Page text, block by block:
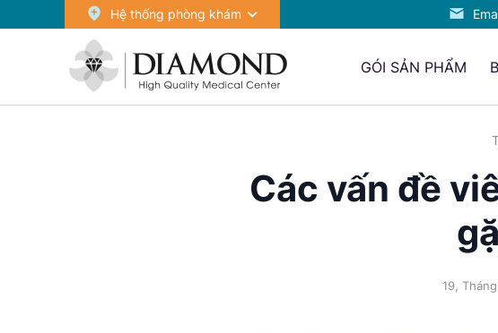
Hệ thống phòng khám
GÓI SẢN PHẨM
Các vấn đề
19,